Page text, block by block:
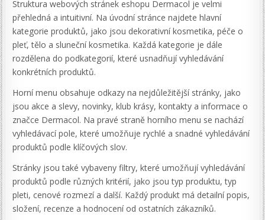
Struktura webových stránek eshopu Dermacol je velmi
přehledná a intuitivní. Na úvodní stránce najdete hlavní
kategorie produktů, jako jsou dekorativní kosmetika, péče o
pleť, tělo a sluneční kosmetika. Každá kategorie je dále
rozdělena do podkategorií, které usnadňují vyhledávání
konkrétních produktů.
Horní menu obsahuje odkazy na nejdůležitější stránky, jako
jsou akce a slevy, novinky, klub krásy, kontakty a informace o
značce Dermacol. Na pravé straně horního menu se nachází
vyhledávací pole, které umožňuje rychlé a snadné vyhledávání
produktů podle klíčových slov.
Stránky jsou také vybaveny filtry, které umožňují vyhledávání
produktů podle různých kritérií, jako jsou typ produktu, typ
pleti, cenové rozmezí a další. Každý produkt má detailní popis,
složení, recenze a hodnocení od ostatních zákazníků.